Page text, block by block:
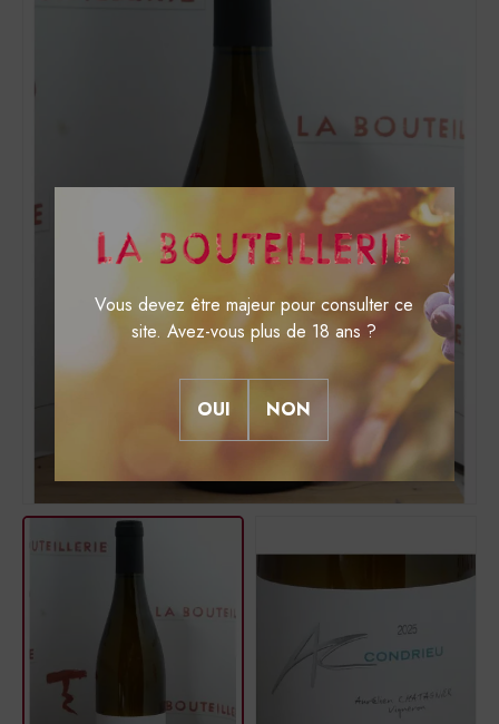
Vous devez être majeur pour consulter ce
site. Avez-vous plus de 18 ans ?
OUI NON